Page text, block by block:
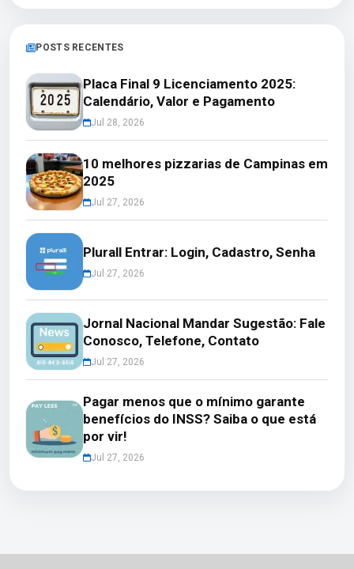
POSTS RECENTES
Placa Final 9 Licenciamento 2025:
Calendário, Valor e Pagamento
Jul 28, 2026
10 melhores pizzarias de Campinas em
2025
Jul 27, 2026
Plurall Entrar: Login, Cadastro, Senha
Jul 27, 2026
Jornal Nacional Mandar Sugestão: Fale
Conosco, Telefone, Contato
Jul 27, 2026
Pagar menos que o mínimo garante
benefícios do INSS? Saiba o que está
por vir!
Jul 27, 2026